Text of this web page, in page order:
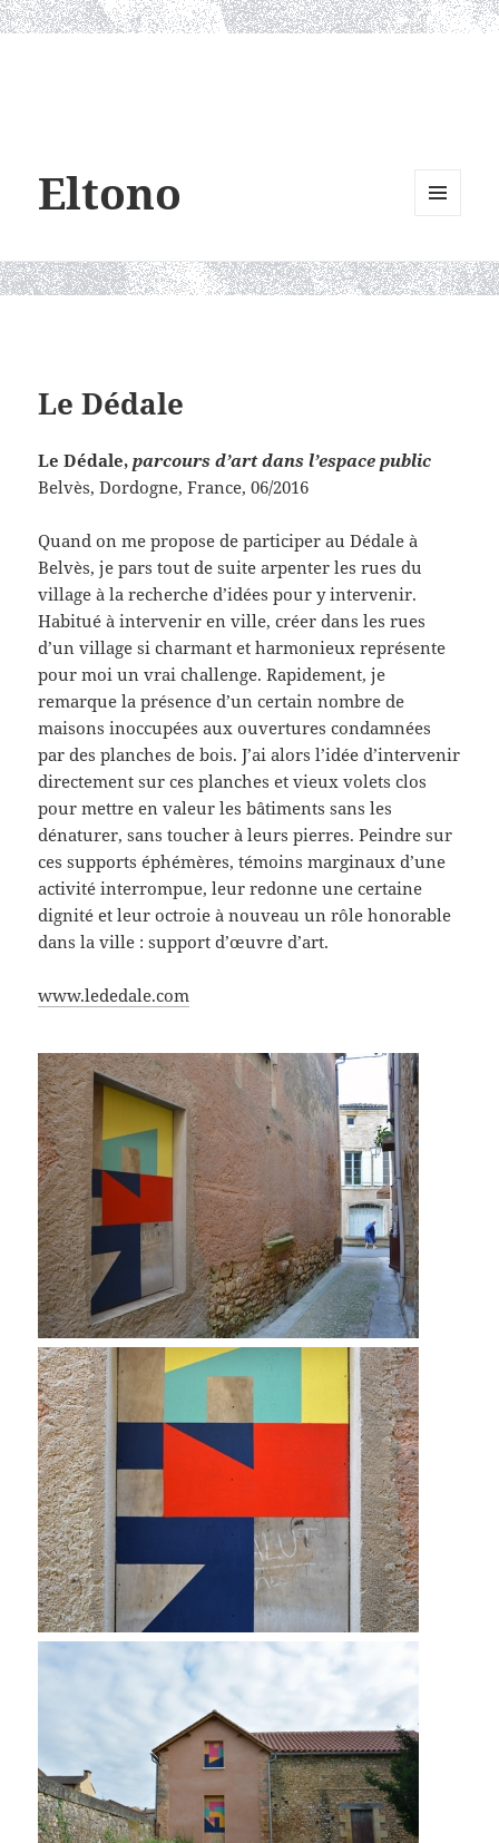
Eltono
WIDGETS
Le Dédale
Le Dédale, parcours d’art dans l’espace public
Belvès, Dordogne, France, 06/2016
Quand on me propose de participer au Dédale à
Belvès, je pars tout de suite arpenter les rues du
village à la recherche d’idées pour y intervenir.
Habitué à intervenir en ville, créer dans les rues
d’un village si charmant et harmonieux représente
pour moi un vrai challenge. Rapidement, je
remarque la présence d’un certain nombre de
maisons inoccupées aux ouvertures condamnées
par des planches de bois. J’ai alors l’idée d’intervenir
directement sur ces planches et vieux volets clos
pour mettre en valeur les bâtiments sans les
dénaturer, sans toucher à leurs pierres. Peindre sur
ces supports éphémères, témoins marginaux d’une
activité interrompue, leur redonne une certaine
dignité et leur octroie à nouveau un rôle honorable
dans la ville : support d’œuvre d’art.
www.lededale.com